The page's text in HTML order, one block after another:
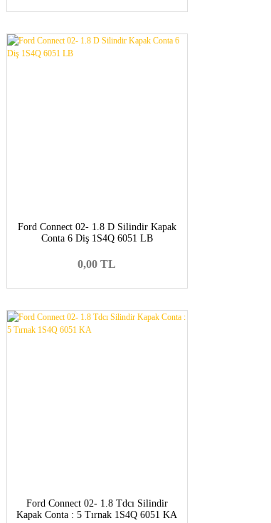
Ford Connect 02- 1.8 D Silindir Kapak
Conta 6 Diş 1S4Q 6051 LB
0,00 TL
Ford Connect 02- 1.8 Tdcı Silindir
Kapak Conta : 5 Tırnak 1S4Q 6051 KA